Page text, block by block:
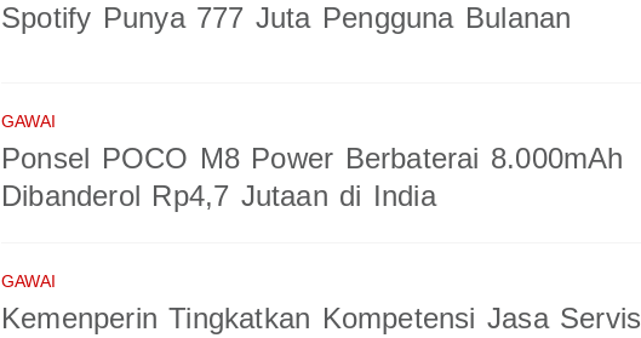
Spotify Punya 777 Juta Pengguna Bulanan
GAWAI
Ponsel POCO M8 Power Berbaterai 8.000mAh
Dibanderol Rp4,7 Jutaan di India
GAWAI
Kemenperin Tingkatkan Kompetensi Jasa Servis